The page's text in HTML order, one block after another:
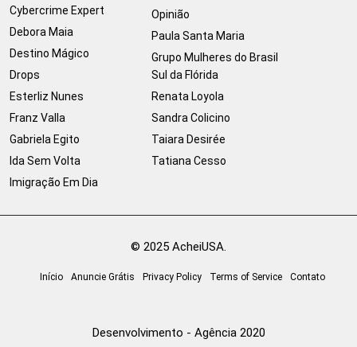
Cybercrime Expert
Debora Maia
Destino Mágico
Drops
Esterliz Nunes
Franz Valla
Gabriela Egito
Ida Sem Volta
Imigração Em Dia
Opinião
Paula Santa Maria
Grupo Mulheres do Brasil
Sul da Flórida
Renata Loyola
Sandra Colicino
Taiara Desirée
Tatiana Cesso
© 2025 AcheiUSA.
Início Anuncie Grátis Privacy Policy Terms of Service Contato
Desenvolvimento - Agência 2020